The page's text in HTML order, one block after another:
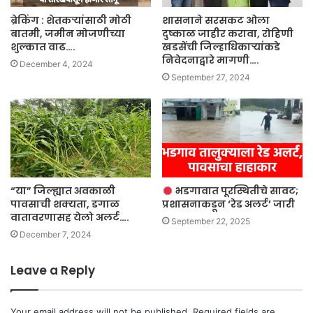
ब्रेकिंग : शेतकऱ्यांसाठी मोठी
बातमी, जमीन मोजणीच्या
शुल्कात वाढ….
December 4, 2024
शासनाने सरसकट ओला
दुष्काळ जाहीर करावा, रोहिणी
खडसेंची जिल्हाधिकाऱ्यांकडे
निवेदनाद्वारे मागणी….
September 27, 2024
“या” जिल्ह्यात अवकाळी
पावसाची शक्यता, डगाळ
वातावरणासह येलो अलर्ट….
December 7, 2024
भडगावात पूरस्थितीचे सावट;
प्रशासनाकडून ‘रेड अलर्ट’ जारी
September 22, 2025
Leave a Reply